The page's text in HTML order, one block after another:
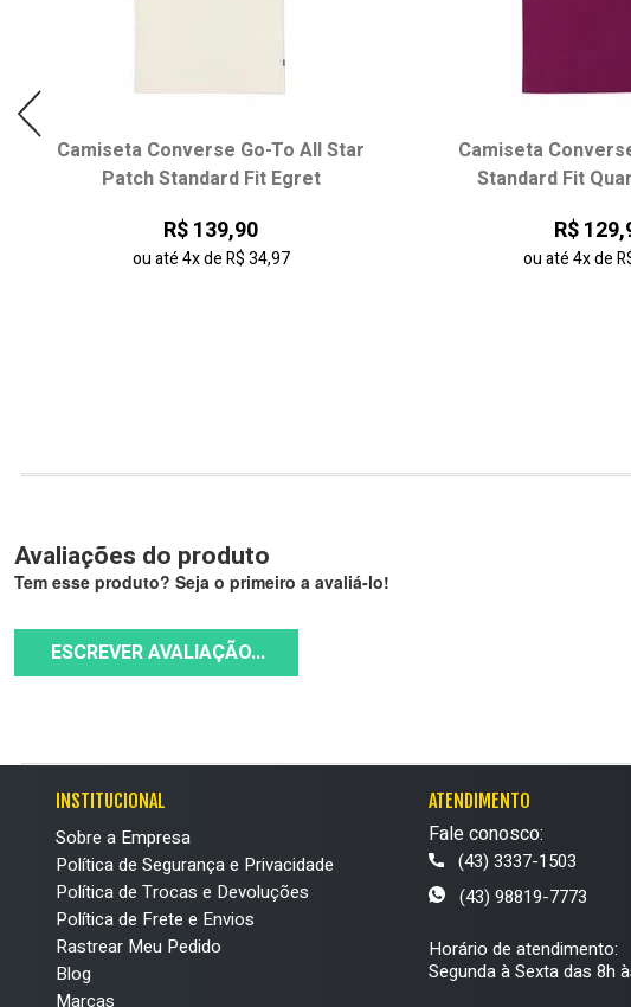
Camiseta Converse Go-To All Star
Patch Standard Fit Egret
R$ 139,90
ou até4xdeR$ 34,97
Camiseta
Standard Fit
R$
ou até4xde
Avaliações do produto
Tem esse produto? Seja o primeiro a avaliá-lo!
ESCREVER AVALIAÇÃO...
INSTITUCIONAL
Sobre a Empresa
Política de Segurança e Privacidade
Política de Trocas e Devoluções
Política de Frete e Envios
Rastrear Meu Pedido
Blog
Marcas
ATENDIMENTO
Fale conosco:
(43) 3337-1503
(43) 98819-7773
Horário de atendimento:
Segunda à Sexta das 8h